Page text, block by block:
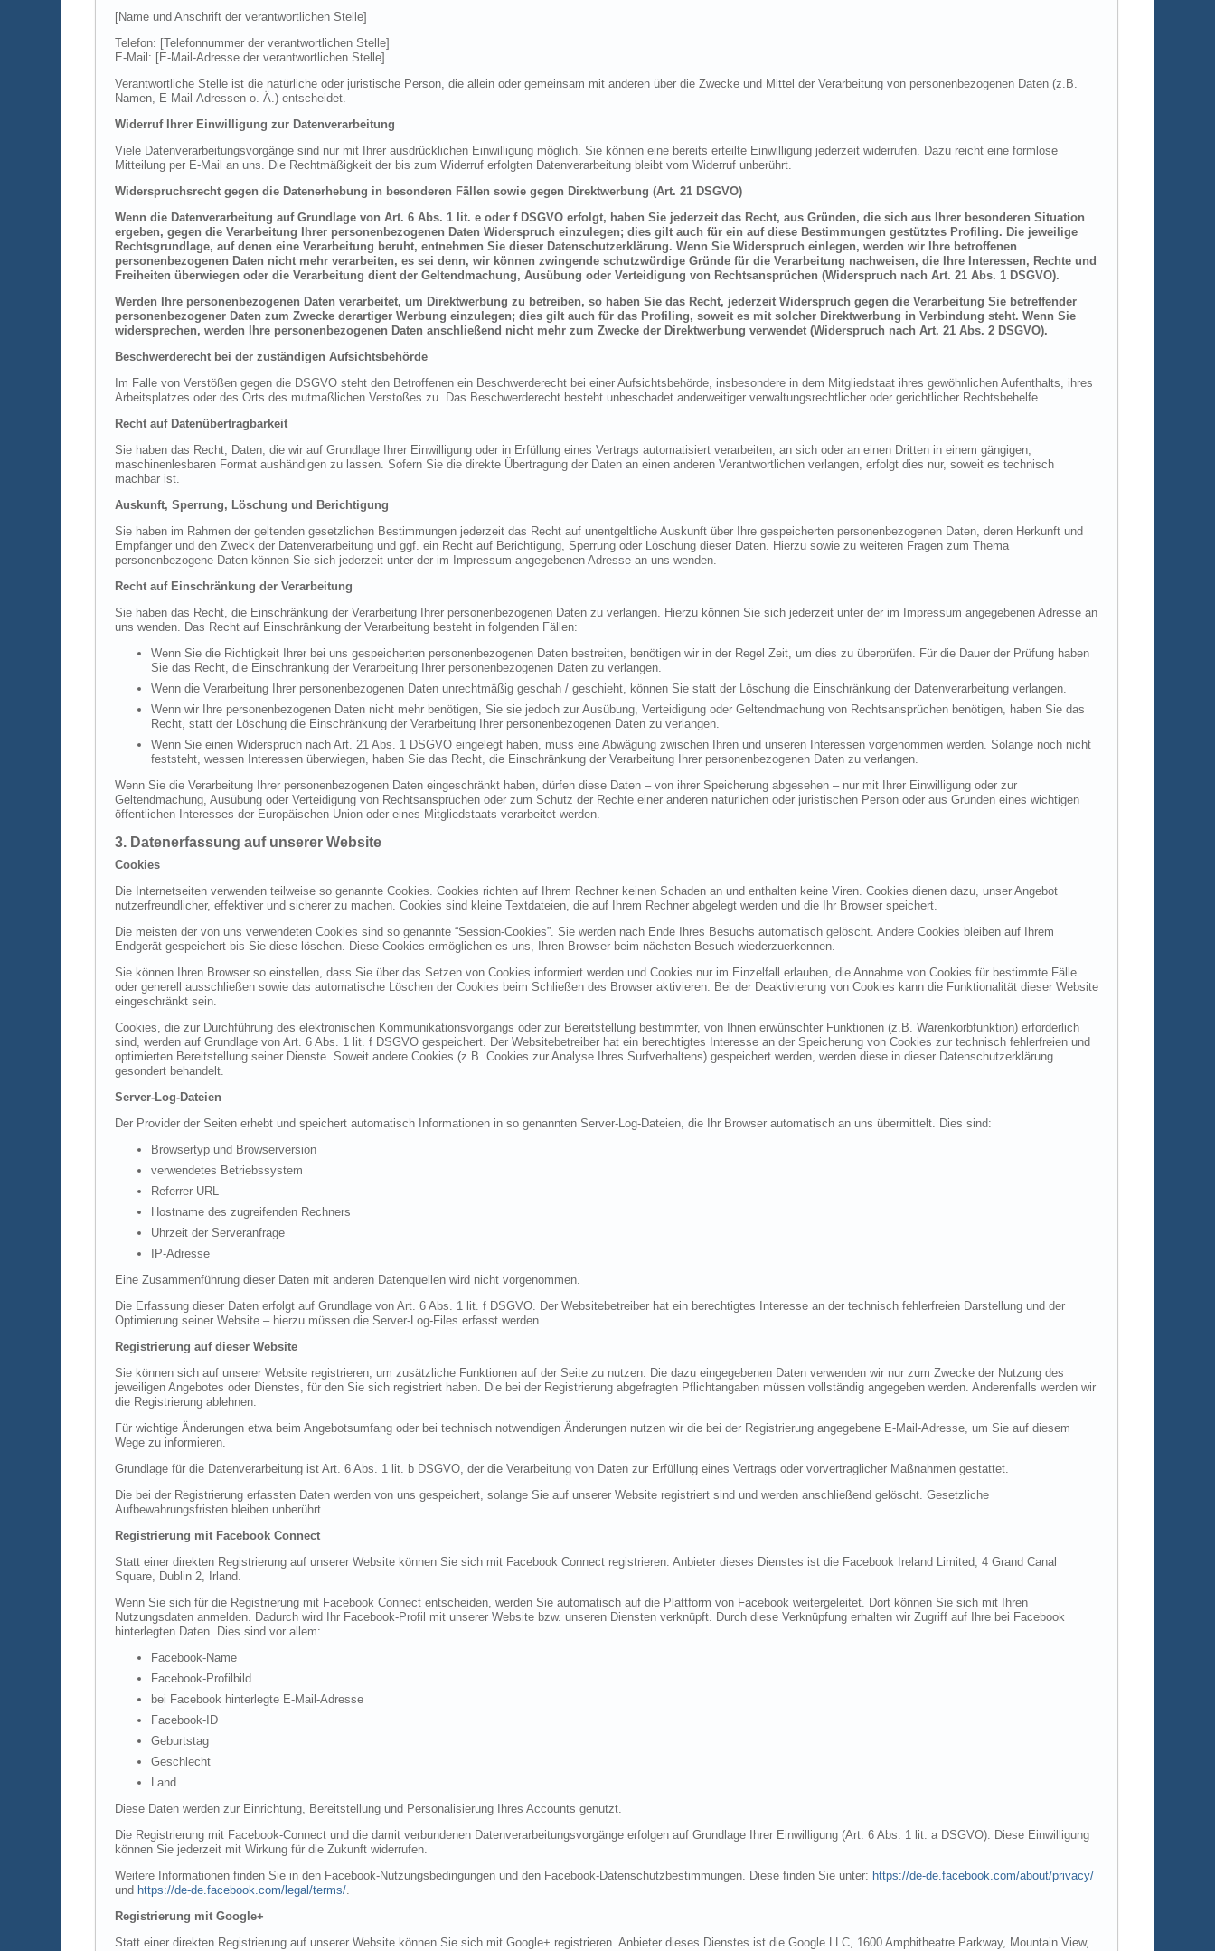
[Name und Anschrift der verantwortlichen Stelle]
Telefon: [Telefonnummer der verantwortlichen Stelle]
E-Mail: [E-Mail-Adresse der verantwortlichen Stelle]
Verantwortliche Stelle ist die natürliche oder juristische Person, die allein oder gemeinsam mit anderen über die Zwecke und Mittel der Verarbeitung von personenbezogenen Daten (z.B.
Namen, E-Mail-Adressen o. Ä.) entscheidet.
Widerruf Ihrer Einwilligung zur Datenverarbeitung
Viele Datenverarbeitungsvorgänge sind nur mit Ihrer ausdrücklichen Einwilligung möglich. Sie können eine bereits erteilte Einwilligung jederzeit widerrufen. Dazu reicht eine formlose
Mitteilung per E-Mail an uns. Die Rechtmäßigkeit der bis zum Widerruf erfolgten Datenverarbeitung bleibt vom Widerruf unberührt.
Widerspruchsrecht gegen die Datenerhebung in besonderen Fällen sowie gegen Direktwerbung (Art. 21 DSGVO)
Wenn die Datenverarbeitung auf Grundlage von Art. 6 Abs. 1 lit. e oder f DSGVO erfolgt, haben Sie jederzeit das Recht, aus Gründen, die sich aus Ihrer besonderen Situation
ergeben, gegen die Verarbeitung Ihrer personenbezogenen Daten Widerspruch einzulegen; dies gilt auch für ein auf diese Bestimmungen gestütztes Profiling. Die jeweilige
Rechtsgrundlage, auf denen eine Verarbeitung beruht, entnehmen Sie dieser Datenschutzerklärung. Wenn Sie Widerspruch einlegen, werden wir Ihre betroffenen
personenbezogenen Daten nicht mehr verarbeiten, es sei denn, wir können zwingende schutzwürdige Gründe für die Verarbeitung nachweisen, die Ihre Interessen, Rechte und
Freiheiten überwiegen oder die Verarbeitung dient der Geltendmachung, Ausübung oder Verteidigung von Rechtsansprüchen (Widerspruch nach Art. 21 Abs. 1 DSGVO).
Werden Ihre personenbezogenen Daten verarbeitet, um Direktwerbung zu betreiben, so haben Sie das Recht, jederzeit Widerspruch gegen die Verarbeitung Sie betreffender
personenbezogener Daten zum Zwecke derartiger Werbung einzulegen; dies gilt auch für das Profiling, soweit es mit solcher Direktwerbung in Verbindung steht. Wenn Sie
widersprechen, werden Ihre personenbezogenen Daten anschließend nicht mehr zum Zwecke der Direktwerbung verwendet (Widerspruch nach Art. 21 Abs. 2 DSGVO).
Beschwerderecht bei der zuständigen Aufsichtsbehörde
Im Falle von Verstößen gegen die DSGVO steht den Betroffenen ein Beschwerderecht bei einer Aufsichtsbehörde, insbesondere in dem Mitgliedstaat ihres gewöhnlichen Aufenthalts, ihres
Arbeitsplatzes oder des Orts des mutmaßlichen Verstoßes zu. Das Beschwerderecht besteht unbeschadet anderweitiger verwaltungsrechtlicher oder gerichtlicher Rechtsbehelfe.
Recht auf Datenübertragbarkeit
Sie haben das Recht, Daten, die wir auf Grundlage Ihrer Einwilligung oder in Erfüllung eines Vertrags automatisiert verarbeiten, an sich oder an einen Dritten in einem gängigen,
maschinenlesbaren Format aushändigen zu lassen. Sofern Sie die direkte Übertragung der Daten an einen anderen Verantwortlichen verlangen, erfolgt dies nur, soweit es technisch
machbar ist.
Auskunft, Sperrung, Löschung und Berichtigung
Sie haben im Rahmen der geltenden gesetzlichen Bestimmungen jederzeit das Recht auf unentgeltliche Auskunft über Ihre gespeicherten personenbezogenen Daten, deren Herkunft und
Empfänger und den Zweck der Datenverarbeitung und ggf. ein Recht auf Berichtigung, Sperrung oder Löschung dieser Daten. Hierzu sowie zu weiteren Fragen zum Thema
personenbezogene Daten können Sie sich jederzeit unter der im Impressum angegebenen Adresse an uns wenden.
Recht auf Einschränkung der Verarbeitung
Sie haben das Recht, die Einschränkung der Verarbeitung Ihrer personenbezogenen Daten zu verlangen. Hierzu können Sie sich jederzeit unter der im Impressum angegebenen Adresse an
uns wenden. Das Recht auf Einschränkung der Verarbeitung besteht in folgenden Fällen:
Wenn Sie die Richtigkeit Ihrer bei uns gespeicherten personenbezogenen Daten bestreiten, benötigen wir in der Regel Zeit, um dies zu überprüfen. Für die Dauer der Prüfung haben
Sie das Recht, die Einschränkung der Verarbeitung Ihrer personenbezogenen Daten zu verlangen.
Wenn die Verarbeitung Ihrer personenbezogenen Daten unrechtmäßig geschah / geschieht, können Sie statt der Löschung die Einschränkung der Datenverarbeitung verlangen.
Wenn wir Ihre personenbezogenen Daten nicht mehr benötigen, Sie sie jedoch zur Ausübung, Verteidigung oder Geltendmachung von Rechtsansprüchen benötigen, haben Sie das
Recht, statt der Löschung die Einschränkung der Verarbeitung Ihrer personenbezogenen Daten zu verlangen.
Wenn Sie einen Widerspruch nach Art. 21 Abs. 1 DSGVO eingelegt haben, muss eine Abwägung zwischen Ihren und unseren Interessen vorgenommen werden. Solange noch nicht
feststeht, wessen Interessen überwiegen, haben Sie das Recht, die Einschränkung der Verarbeitung Ihrer personenbezogenen Daten zu verlangen.
Wenn Sie die Verarbeitung Ihrer personenbezogenen Daten eingeschränkt haben, dürfen diese Daten – von ihrer Speicherung abgesehen – nur mit Ihrer Einwilligung oder zur
Geltendmachung, Ausübung oder Verteidigung von Rechtsansprüchen oder zum Schutz der Rechte einer anderen natürlichen oder juristischen Person oder aus Gründen eines wichtigen
öffentlichen Interesses der Europäischen Union oder eines Mitgliedstaats verarbeitet werden.
3. Datenerfassung auf unserer Website
Cookies
Die Internetseiten verwenden teilweise so genannte Cookies. Cookies richten auf Ihrem Rechner keinen Schaden an und enthalten keine Viren. Cookies dienen dazu, unser Angebot
nutzerfreundlicher, effektiver und sicherer zu machen. Cookies sind kleine Textdateien, die auf Ihrem Rechner abgelegt werden und die Ihr Browser speichert.
Die meisten der von uns verwendeten Cookies sind so genannte “Session-Cookies”. Sie werden nach Ende Ihres Besuchs automatisch gelöscht. Andere Cookies bleiben auf Ihrem
Endgerät gespeichert bis Sie diese löschen. Diese Cookies ermöglichen es uns, Ihren Browser beim nächsten Besuch wiederzuerkennen.
Sie können Ihren Browser so einstellen, dass Sie über das Setzen von Cookies informiert werden und Cookies nur im Einzelfall erlauben, die Annahme von Cookies für bestimmte Fälle
oder generell ausschließen sowie das automatische Löschen der Cookies beim Schließen des Browser aktivieren. Bei der Deaktivierung von Cookies kann die Funktionalität dieser Website
eingeschränkt sein.
Cookies, die zur Durchführung des elektronischen Kommunikationsvorgangs oder zur Bereitstellung bestimmter, von Ihnen erwünschter Funktionen (z.B. Warenkorbfunktion) erforderlich
sind, werden auf Grundlage von Art. 6 Abs. 1 lit. f DSGVO gespeichert. Der Websitebetreiber hat ein berechtigtes Interesse an der Speicherung von Cookies zur technisch fehlerfreien und
optimierten Bereitstellung seiner Dienste. Soweit andere Cookies (z.B. Cookies zur Analyse Ihres Surfverhaltens) gespeichert werden, werden diese in dieser Datenschutzerklärung
gesondert behandelt.
Server-Log-Dateien
Der Provider der Seiten erhebt und speichert automatisch Informationen in so genannten Server-Log-Dateien, die Ihr Browser automatisch an uns übermittelt. Dies sind:
Browsertyp und Browserversion
verwendetes Betriebssystem
Referrer URL
Hostname des zugreifenden Rechners
Uhrzeit der Serveranfrage
IP-Adresse
Eine Zusammenführung dieser Daten mit anderen Datenquellen wird nicht vorgenommen.
Die Erfassung dieser Daten erfolgt auf Grundlage von Art. 6 Abs. 1 lit. f DSGVO. Der Websitebetreiber hat ein berechtigtes Interesse an der technisch fehlerfreien Darstellung und der
Optimierung seiner Website – hierzu müssen die Server-Log-Files erfasst werden.
Registrierung auf dieser Website
Sie können sich auf unserer Website registrieren, um zusätzliche Funktionen auf der Seite zu nutzen. Die dazu eingegebenen Daten verwenden wir nur zum Zwecke der Nutzung des
jeweiligen Angebotes oder Dienstes, für den Sie sich registriert haben. Die bei der Registrierung abgefragten Pflichtangaben müssen vollständig angegeben werden. Anderenfalls werden wir
die Registrierung ablehnen.
Für wichtige Änderungen etwa beim Angebotsumfang oder bei technisch notwendigen Änderungen nutzen wir die bei der Registrierung angegebene E-Mail-Adresse, um Sie auf diesem
Wege zu informieren.
Grundlage für die Datenverarbeitung ist Art. 6 Abs. 1 lit. b DSGVO, der die Verarbeitung von Daten zur Erfüllung eines Vertrags oder vorvertraglicher Maßnahmen gestattet.
Die bei der Registrierung erfassten Daten werden von uns gespeichert, solange Sie auf unserer Website registriert sind und werden anschließend gelöscht. Gesetzliche
Aufbewahrungsfristen bleiben unberührt.
Registrierung mit Facebook Connect
Statt einer direkten Registrierung auf unserer Website können Sie sich mit Facebook Connect registrieren. Anbieter dieses Dienstes ist die Facebook Ireland Limited, 4 Grand Canal
Square, Dublin 2, Irland.
Wenn Sie sich für die Registrierung mit Facebook Connect entscheiden, werden Sie automatisch auf die Plattform von Facebook weitergeleitet. Dort können Sie sich mit Ihren
Nutzungsdaten anmelden. Dadurch wird Ihr Facebook-Profil mit unserer Website bzw. unseren Diensten verknüpft. Durch diese Verknüpfung erhalten wir Zugriff auf Ihre bei Facebook
hinterlegten Daten. Dies sind vor allem:
Facebook-Name
Facebook-Profilbild
bei Facebook hinterlegte E-Mail-Adresse
Facebook-ID
Geburtstag
Geschlecht
Land
Diese Daten werden zur Einrichtung, Bereitstellung und Personalisierung Ihres Accounts genutzt.
Die Registrierung mit Facebook-Connect und die damit verbundenen Datenverarbeitungsvorgänge erfolgen auf Grundlage Ihrer Einwilligung (Art. 6 Abs. 1 lit. a DSGVO). Diese Einwilligung
können Sie jederzeit mit Wirkung für die Zukunft widerrufen.
Weitere Informationen finden Sie in den Facebook-Nutzungsbedingungen und den Facebook-Datenschutzbestimmungen. Diese finden Sie unter: https://de-de.facebook.com/about/privacy/
und https://de-de.facebook.com/legal/terms/.
Registrierung mit Google+
Statt einer direkten Registrierung auf unserer Website können Sie sich mit Google+ registrieren. Anbieter dieses Dienstes ist die Google LLC, 1600 Amphitheatre Parkway, Mountain View,